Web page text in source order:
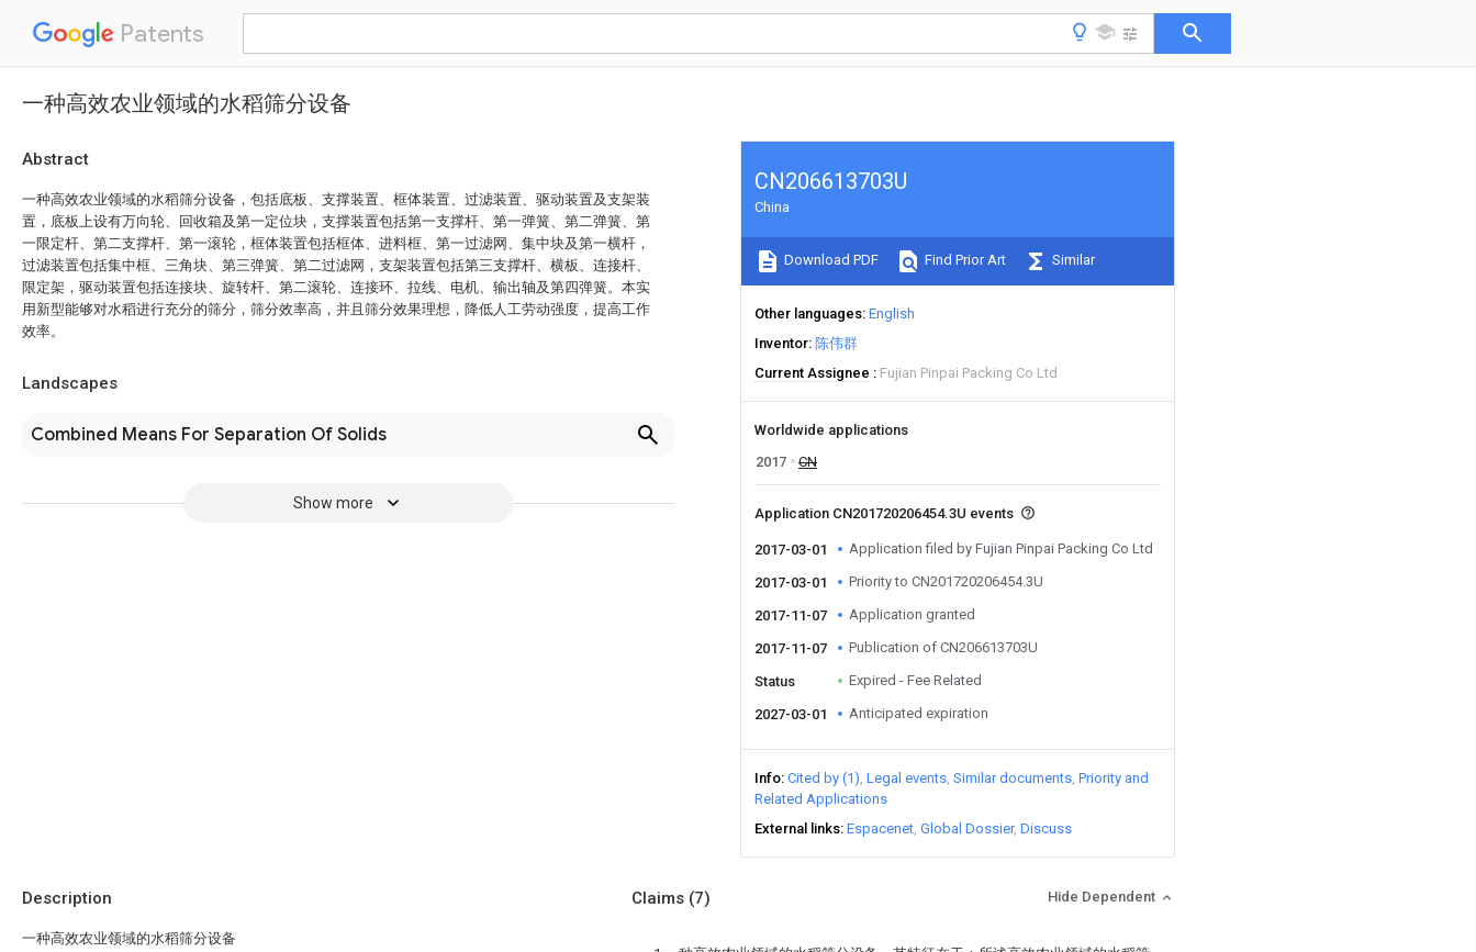
Patents
一种高效农业领域的水稻筛分设备
Abstract
一种高效农业领域的水稻筛分设备，包括底板、支撑装置、框体装置、过滤装置、驱动装置及支架装
置，底板上设有万向轮、回收箱及第一定位块，支撑装置包括第一支撑杆、第一弹簧、第二弹簧、第
一限定杆、第二支撑杆、第一滚轮，框体装置包括框体、进料框、第一过滤网、集中块及第一横杆，
过滤装置包括集中框、三角块、第三弹簧、第二过滤网，支架装置包括第三支撑杆、横板、连接杆、
限定架，驱动装置包括连接块、旋转杆、第二滚轮、连接环、拉线、电机、输出轴及第四弹簧。本实
用新型能够对水稻进行充分的筛分，筛分效率高，并且筛分效果理想，降低人工劳动强度，提高工作
效率。
Landscapes
Combined Means For Separation Of Solids
Show more
CN206613703U
China
Download PDF Find Prior Art Similar
Other languages English
Inventor 陈伟群
Current Assignee
Fujian Pinpai Packing Co Ltd
Worldwide applications
2017
CN
Application CN201720206454.3U events
2017-03-01 Application filed by Fujian Pinpai Packing Co Ltd
2017-03-01 Priority to CN201720206454.3U
2017-11-07 Application granted
2017-11-07 Publication of CN206613703U
Status Expired - Fee Related
2027-03-01 Anticipated expiration
Info Cited by (1) Legal events Similar documents Priority and
Related Applications
External links Espacenet Global Dossier Discuss
Description
一种高效农业领域的水稻筛分设备
Claims (7) Hide Dependent